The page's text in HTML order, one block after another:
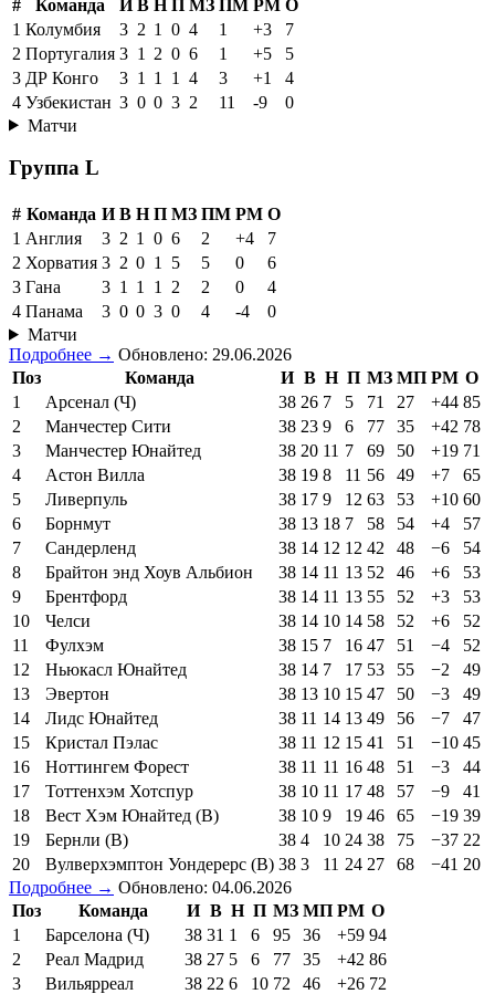
# Команда И В Н П МЗ ПМ РМ О
1 Колумбия 3 2 1 0 4 1 +3
7
2 Португалия 3 1 2 0 6 1 +5
5
3 ДР Конго 3 1 1 1 4 3 +1
4
4 Узбекистан 3 0 0 3 2 11 -9
0
Матчи
Группа L
# Команда И В Н П МЗ ПМ РМ О
1 Англия 3 2 1 0 6 2 +4
7
2 Хорватия 3 2 0 1 5 5 0
6
3 Гана 3 1 1 1 2 2 0
4
4 Панама 3 0 0 3 0 4 -4
0
Матчи
Подробнее → Обновлено: 29.06.2026
Поз
Команда И В Н П МЗ МП РМ О
1
Арсенал (Ч) 38 26 7 5 71 27 +44 85
2
Манчестер Сити 38 23 9 6 77 35 +42 78
3
Манчестер Юнайтед 38 20 11 7 69 50 +19 71
4
Астон Вилла 38 19 8 11 56 49 +7
65
5
Ливерпуль 38 17 9 12 63 53 +10 60
6
Борнмут 38 13 18 7 58 54 +4
57
7
Сандерленд 38 14 12 12 42 48 −6
54
8
Брайтон энд Хоув Альбион 38 14 11 13 52 46 +6
53
9
Брентфорд 38 14 11 13 55 52 +3
53
10
Челси 38 14 10 14 58 52 +6
52
11
Фулхэм 38 15 7 16 47 51 −4
52
12
Ньюкасл Юнайтед 38 14 7 17 53 55 −2
49
13
Эвертон 38 13 10 15 47 50 −3
49
14
Лидс Юнайтед 38 11 14 13 49 56 −7
47
15
Кристал Пэлас 38 11 12 15 41 51 −10 45
16
Ноттингем Форест 38 11 11 16 48 51 −3
44
17
Тоттенхэм Хотспур 38 10 11 17 48 57 −9
41
18
Вест Хэм Юнайтед (В) 38 10 9 19 46 65 −19 39
19
Бернли (В) 38 4 10 24 38 75 −37 22
20
Вулверхэмптон Уондерерс (В) 38 3 11 24 27 68 −41 20
Подробнее → Обновлено: 04.06.2026
Поз
Команда И В Н П МЗ МП РМ О
1
Барселона (Ч) 38 31 1 6 95 36 +59 94
2
Реал Мадрид 38 27 5 6 77 35 +42 86
3
Вильярреал 38 22 6 10 72 46 +26 72